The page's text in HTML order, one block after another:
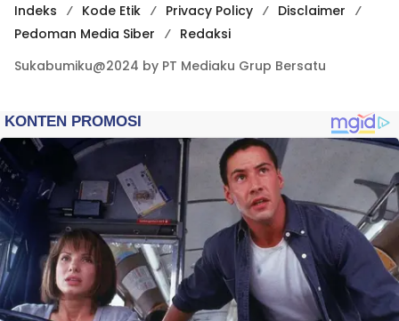
Indeks Kode Etik Privacy Policy
Disclaimer
Pedoman Media Siber
Redaksi
Sukabumiku@2024 by PT Mediaku Grup Bersatu